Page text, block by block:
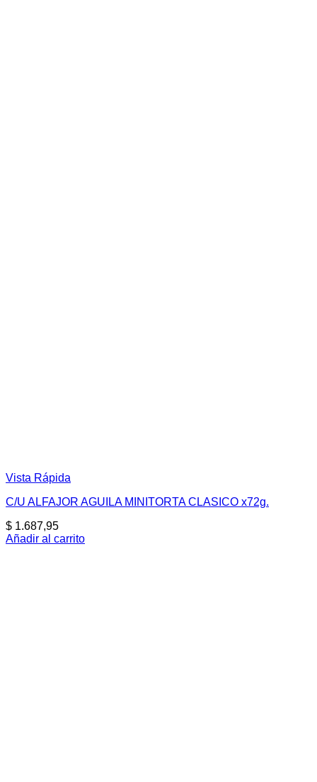
Vista Rápida
C/U ALFAJOR AGUILA MINITORTA CLASICO x72g.
$ 1.687,95
Añadir al carrito